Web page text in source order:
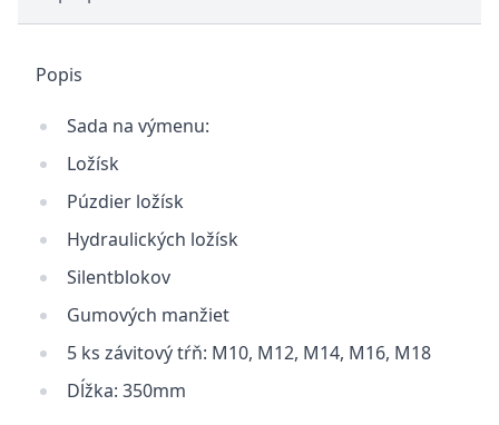
Popis
Sada na výmenu:
Ložísk
Púzdier ložísk
Hydraulických ložísk
Silentblokov
Gumových manžiet
5 ks závitový tŕň: M10, M12, M14, M16, M18
Dĺžka: 350mm